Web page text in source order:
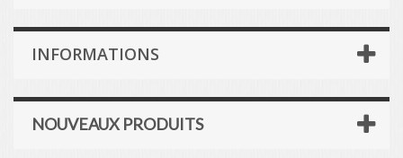
INFORMATIONS
NOUVEAUX PRODUITS